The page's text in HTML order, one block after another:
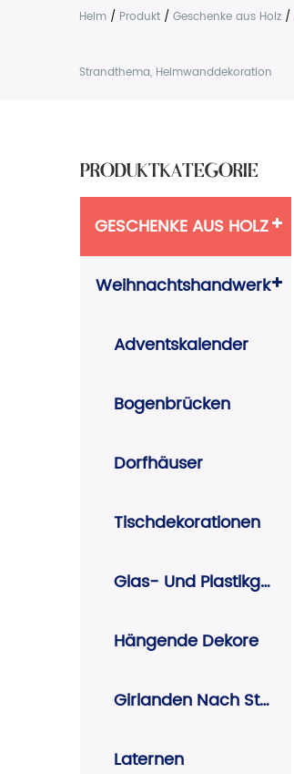
Heim / Produkt / Geschenke aus Holz /
Strandthema, Heimwanddekoration
PRODUKTKATEGORIE
GESCHENKE AUS HOLZ
Weihnachtshandwerk
Adventskalender
Bogenbrücken
Dorfhäuser
Tischdekorationen
Glas- Und Plastikglocken
Hängende Dekore
Girlanden Nach String
Laternen